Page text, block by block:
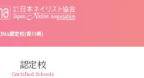
JNA認定校(香川県)
認定校
Certified Schools